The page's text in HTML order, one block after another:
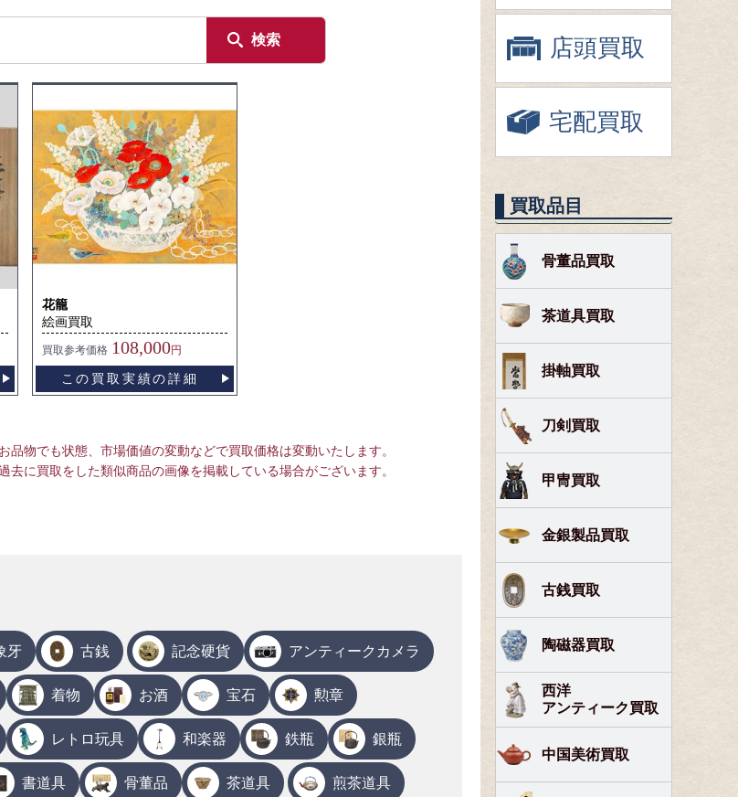
検索
花籠
絵画買取
買取参考価格 108,000円
この買取実績の詳細
物でも状態、市場価値の変動などで買取価格は変動いたします。
に買取をした類似商品の画像を掲載している場合がございます。
牙 古銭 記念硬貨 アンティークカメラ
着物 お酒 宝石 勲章
レトロ玩具 和楽器 鉄瓶 銀瓶
書道具 骨董品 茶道具 煎茶道具
店頭買取
宅配買取
買取品目
骨董品買取
茶道具買取
掛軸買取
刀剣買取
甲冑買取
金銀製品買取
古銭買取
陶磁器買取
西洋
アンティーク買取
中国美術買取